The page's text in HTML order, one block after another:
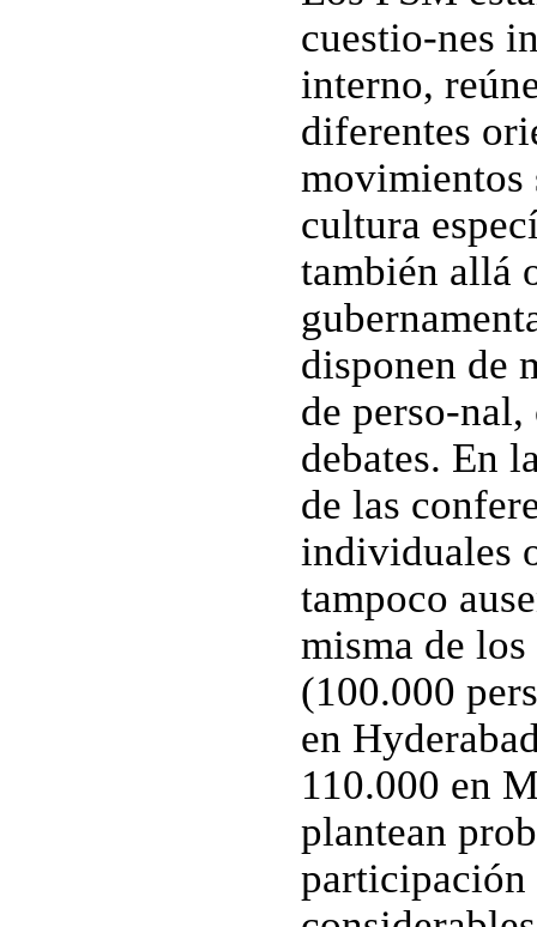
cuestio-nes
interno,
diferentes
movimientos
cultura
también allá
disponen de
de perso-
debates. En
de las
individuales
tampoco
misma de
(100.000
en
110.000 en
plantean